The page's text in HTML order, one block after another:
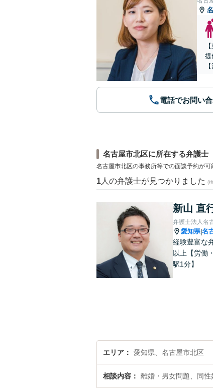
提
電話でお問い
名古屋市北区に所在する弁護士
名古屋市北区の事務所等での面談予約が可
1 人の弁護士が見つかりました (
新山 直
弁護士法人名
愛知県|名
経験豊富な
以上【労働
駅1分】
エリア 愛知県、名古屋市北区
相談内容 離婚・男女問題、同性